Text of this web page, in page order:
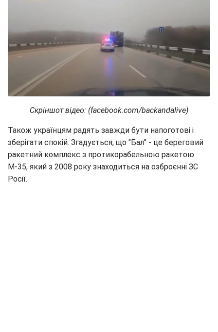
Скріншот відео: (facebook.com/backandalive)
Також українцям радять завжди бути напоготові і
зберігати спокій. Згадується, що "Бал" - це береговий
ракетний комплекс з протикорабельною ракетою
М-35, який з 2008 року знаходиться на озброєнні ЗС
Росії.